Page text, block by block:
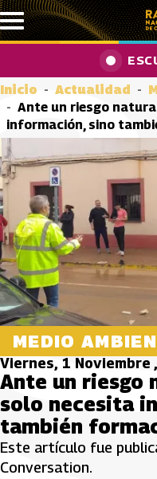
Pasar al contenido principal
Inicio Actualidad
Ante un riesgo
información, sino
MEDIO
Viernes, 1 Noviembre
Ante un riesgo
solo necesita
también
Este artículo fue
Conversation.